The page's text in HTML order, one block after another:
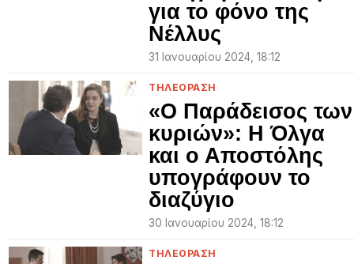
για το φόνο της
Νέλλυς
31 Ιανουαρίου 2024, 18:12
ΤΗΛΕΟΡΑΣΗ
«Ο Παράδεισος των
κυριών»: Η Όλγα
και ο Αποστόλης
υπογράφουν το
διαζύγιο
30 Ιανουαρίου 2024, 18:12
ΤΗΛΕΟΡΑΣΗ